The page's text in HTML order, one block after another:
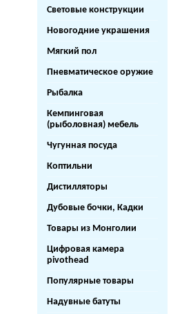
Световые конструкции
Новогодние украшения
Мягкий пол
Пневматическое оружие
Рыбалка
Кемпинговая
(рыболовная) мебель
Чугунная посуда
Коптильни
Дистилляторы
Дубовые бочки, Кадки
Товары из Монголии
Цифровая камера
pivothead
Популярные товары
Надувные батуты